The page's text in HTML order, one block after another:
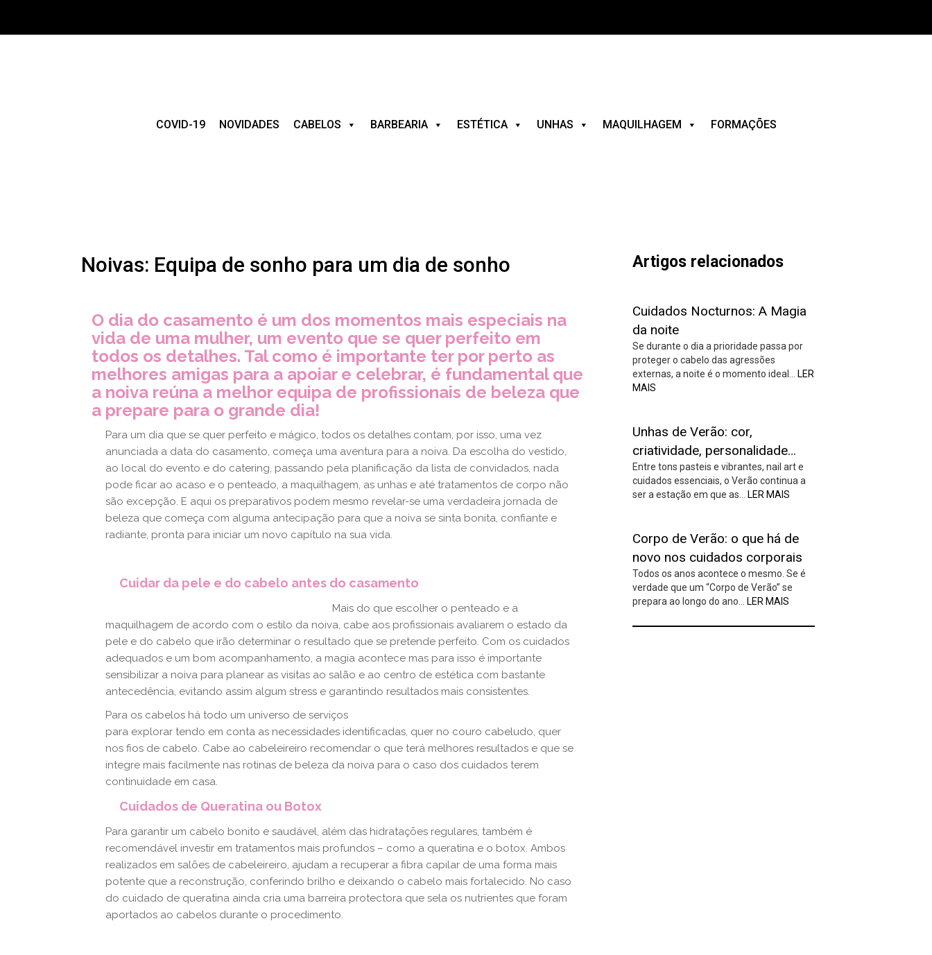
COVID-19 NOVIDADES CABELOS BARBEARIA ESTÉTICA UNHAS MAQUILHAGEM FORMAÇÕES
Noivas: Equipa de sonho para um dia de sonho
O dia do casamento é um dos momentos mais especiais na
vida de uma mulher, um evento que se quer perfeito em
todos os detalhes. Tal como é importante ter por perto as
melhores amigas para a apoiar e celebrar, é fundamental que
a noiva reúna a melhor equipa de profissionais de beleza que
a prepare para o grande dia!
Para um dia que se quer perfeito e mágico, todos os detalhes contam, por isso, uma vez
anunciada a data do casamento, começa uma aventura para a noiva. Da escolha do vestido,
ao local do evento e do catering, passando pela planificação da lista de convidados, nada
pode ficar ao acaso e o penteado, a maquilhagem, as unhas e até tratamentos de corpo não
são excepção. E aqui os preparativos podem mesmo revelar-se uma verdadeira jornada de
beleza que começa com alguma antecipação para que a noiva se sinta bonita, confiante e
radiante, pronta para iniciar um novo capítulo na sua vida.
Cuidar da pele e do cabelo antes do casamento
Mais do que escolher o penteado e a
maquilhagem de acordo com o estilo da noiva, cabe aos profissionais avaliarem o estado da
pele e do cabelo que irão determinar o resultado que se pretende perfeito. Com os cuidados
adequados e um bom acompanhamento, a magia acontece mas para isso é importante
sensibilizar a noiva para planear as visitas ao salão e ao centro de estética com bastante
antecedência, evitando assim algum stress e garantindo resultados mais consistentes.
Para os cabelos há todo um universo de serviços
para explorar tendo em conta as necessidades identificadas, quer no couro cabeludo, quer
nos fios de cabelo. Cabe ao cabeleireiro recomendar o que terá melhores resultados e que se
integre mais facilmente nas rotinas de beleza da noiva para o caso dos cuidados terem
continuidade em casa.
Cuidados de Queratina ou Botox
Para garantir um cabelo bonito e saudável, além das hidratações regulares, também é
recomendável investir em tratamentos mais profundos – como a queratina e o botox. Ambos
realizados em salões de cabeleireiro, ajudam a recuperar a fibra capilar de uma forma mais
potente que a reconstrução, conferindo brilho e deixando o cabelo mais fortalecido. No caso
do cuidado de queratina ainda cria uma barreira protectora que sela os nutrientes que foram
aportados ao cabelos durante o procedimento.
Artigos relacionados
Cuidados Nocturnos: A Magia
da noite
Se durante o dia a prioridade passa por
proteger o cabelo das agressões
externas, a noite é o momento ideal…
LER
MAIS
Unhas de Verão: cor,
criatividade, personalidade…
Entre tons pasteis e vibrantes, nail art e
cuidados essenciais, o Verão continua a
ser a estação em que as…
LER MAIS
Corpo de Verão: o que há de
novo nos cuidados corporais
Todos os anos acontece o mesmo. Se é
verdade que um “Corpo de Verão” se
prepara ao longo do ano…
LER MAIS